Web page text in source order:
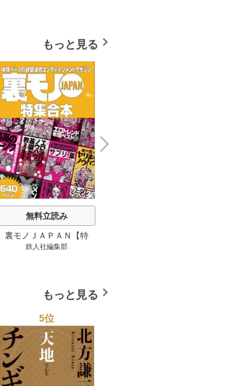
もっと見る
無料立読み
裏モノＪＡＰＡＮ【特
集】★超ボリューム版６
トレンド年間ベスト★お
っさん５０人の体験から
学ぶ★夢のようなエロい
楽園３０ 1巻
鉄人社編集部
N
e
x
t
もっと見る
5位